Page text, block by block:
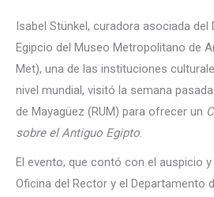
Isabel Stünkel, curadora asociada
Egipcio del Museo Metropolitano de
Met), una de las instituciones
nivel mundial, visitó la semana
de Mayagüez (RUM) para ofrecer un
sobre el Antiguo Egipto.
El evento, que contó con el auspicio
Oficina del Rector y el Departamento